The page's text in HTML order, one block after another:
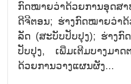
ກົດໝາຍວ່າດ້ວຍການອຸດສາ
ດີຈີຕອນ; ຮ່າງກົດໝາຍວ່າດ້
ລັດ (ສະບັບປັບປຸງ); ຮ່າງກົ
ປັບປຸງ, ເພີ່ມເຕີມບາງມາດ
ດ້ວຍການວາງແຜນຜັງ...